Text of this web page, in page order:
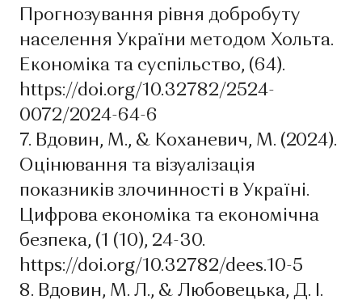
Прогнозування рівня добробуту
населення України методом Хольта.
Економіка та суспільство, (64).
https://doi.org/10.32782/2524-
0072/2024-64-6
7. Вдовин, М., & Коханевич, М. (2024).
Оцінювання та візуалізація
показників злочинності в Україні.
Цифрова економіка та економічна
безпека, (1 (10), 24-30.
https://doi.org/10.32782/dees.10-5
8. Вдовин, М. Л., & Любовецька, Д. І.